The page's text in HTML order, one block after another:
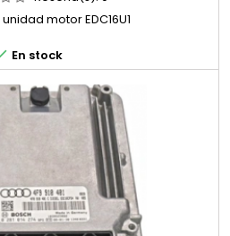
motor EDC16U1
En stock